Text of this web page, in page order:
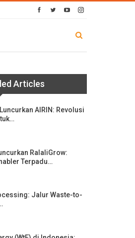
Articles
AIRIN: Revolusi
RalaliGrow:
Terpadu…
Jalur Waste-to-